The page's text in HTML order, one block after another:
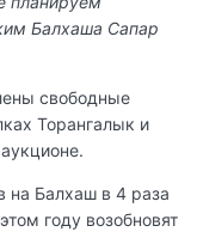
Балхаша Сапар
свободные
Торангалык и
на Балхаш в 4 раза
году возобновят